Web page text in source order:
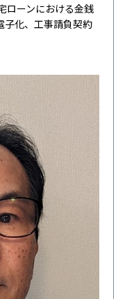
ローンにおける金銭
子化、工事請負契約